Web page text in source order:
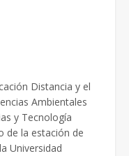
Distancia y el
Ambientales
y Tecnología
de la estación de
Universidad